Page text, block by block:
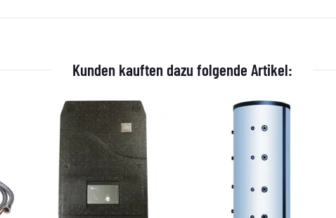
Kunden kauften dazu folgende Artikel: